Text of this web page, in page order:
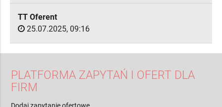
TT Oferent
25.07.2025, 09:16
PLATFORMA ZAPYTAŃ I OFERT DLA
FIRM
Dodaj zapytanie ofertowe